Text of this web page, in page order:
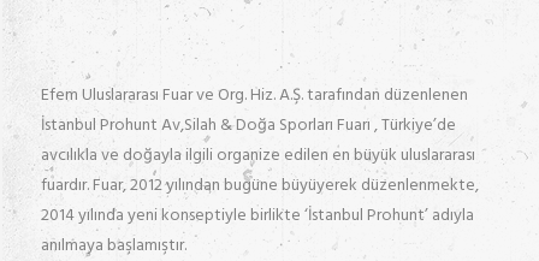
Efem Uluslararası Fuar ve Org. Hiz. A.Ş. tarafından düzenlenen
İstanbul Prohunt Av,Silah & Doğa Sporları Fuarı , Türkiye’de
avcılıkla ve doğayla ilgili organize edilen en büyük uluslararası
fuardır. Fuar, 2012 yılından bugüne büyüyerek düzenlenmekte,
2014 yılında yeni konseptiyle birlikte ‘İstanbul Prohunt’ adıyla
anılmaya başlamıştır.